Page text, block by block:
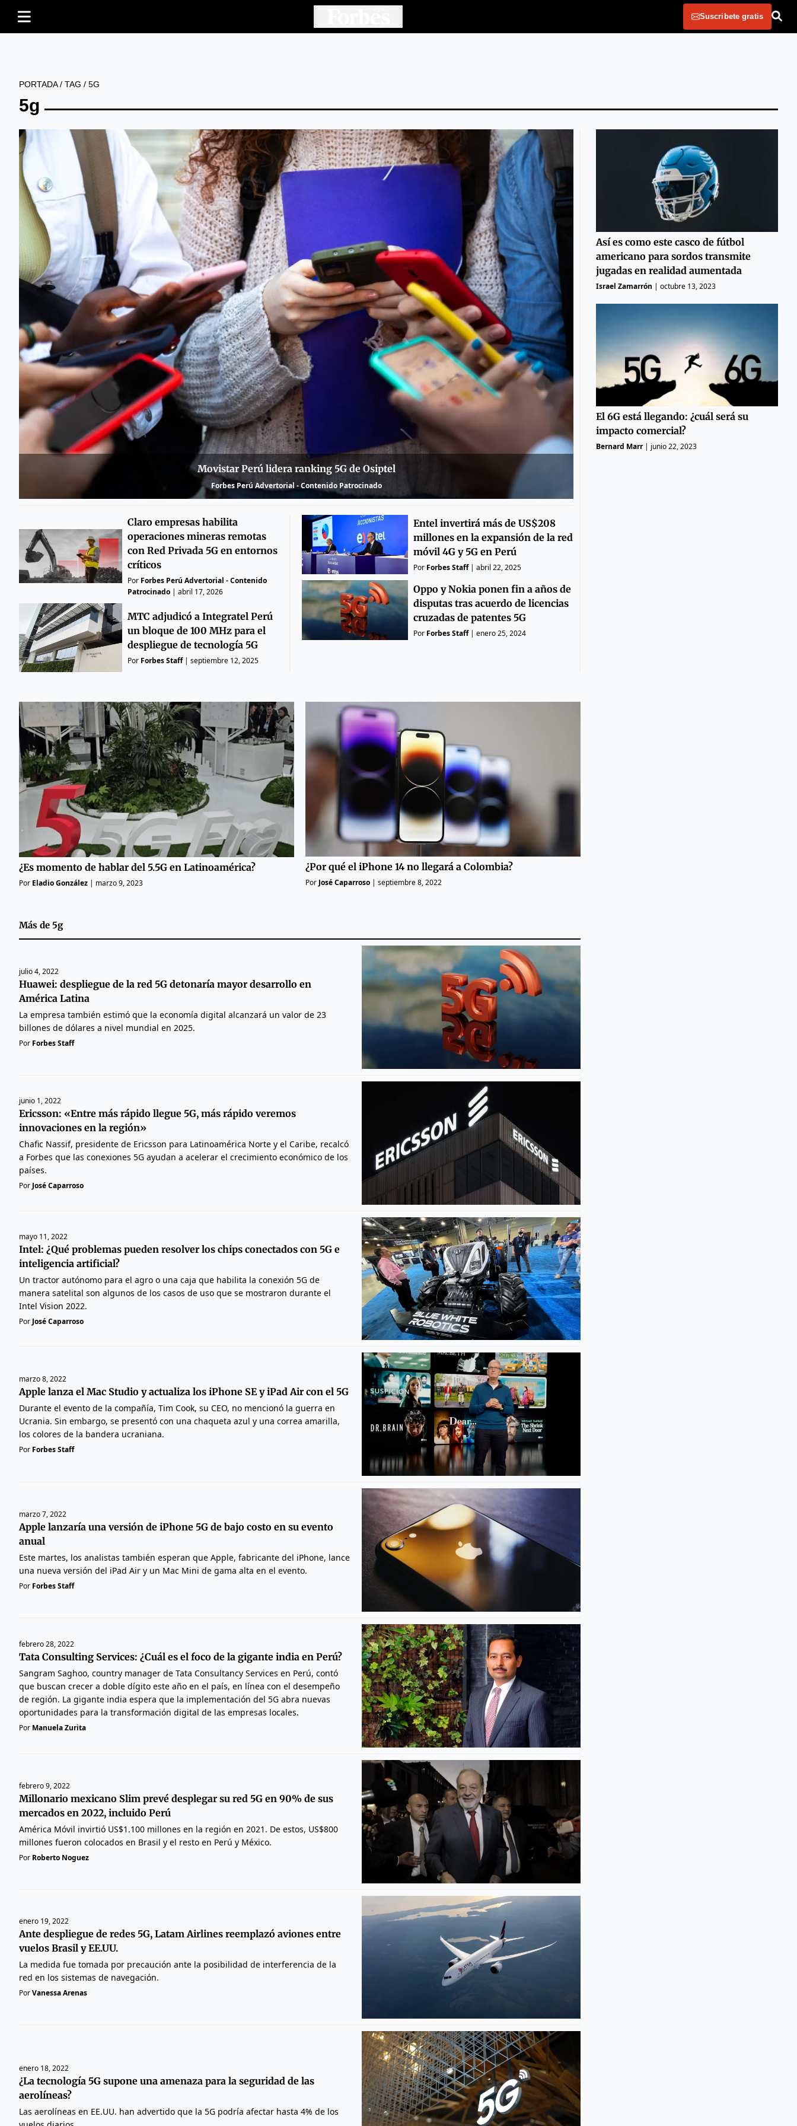
Suscribete gratis
PORTADA/ TAG / 5G
5g
Movistar Perú lidera ranking 5G de Osiptel
Forbes Perú Advertorial - Contenido Patrocinado
Claro empresas habilita
operaciones mineras remotas
con Red Privada 5G en entornos
críticos
Por Forbes Perú Advertorial - Contenido
Patrocinado| abril 17, 2026
MTC adjudicó a Integratel Perú
un bloque de 100 MHz para el
despliegue de tecnología 5G
Por Forbes Staff| septiembre 12, 2025
Entel invertirá más de US$208
millones en la expansión de la red
móvil 4G y 5G en Perú
Por Forbes Staff| abril 22, 2025
Oppo y Nokia ponen fin a años de
disputas tras acuerdo de licencias
cruzadas de patentes 5G
Por Forbes Staff| enero 25, 2024
Así es como este casco de fútbol
americano para sordos transmite
jugadas en realidad aumentada
Israel Zamarrón | octubre 13, 2023
El 6G está llegando: ¿cuál será su
impacto comercial?
Bernard Marr| junio 22, 2023
¿Es momento de hablar del 5.5G en Latinoamérica?
Por Eladio González | marzo 9, 2023
¿Por qué el iPhone 14 no llegará a Colombia?
Por José Caparroso |septiembre 8, 2022
Más de 5g
julio 4, 2022
Huawei: despliegue de la red 5G detonaría mayor desarrollo en
América Latina
La empresa también estimó que la economía digital alcanzará un valor de 23
billones de dólares a nivel mundial en 2025.
Por Forbes Staff
junio 1, 2022
Ericsson: «Entre más rápido llegue 5G, más rápido veremos
innovaciones en la región»
Chafic Nassif, presidente de Ericsson para Latinoamérica Norte y el Caribe, recalcó
a Forbes que las conexiones 5G ayudan a acelerar el crecimiento económico de los
países.
Por José Caparroso
mayo 11, 2022
Intel: ¿Qué problemas pueden resolver los chips conectados con 5G e
inteligencia artificial?
Un tractor autónomo para el agro o una caja que habilita la conexión 5G de
manera satelital son algunos de los casos de uso que se mostraron durante el
Intel Vision 2022.
Por José Caparroso
marzo 8, 2022
Apple lanza el Mac Studio y actualiza los iPhone SE y iPad Air con el 5G
Durante el evento de la compañía, Tim Cook, su CEO, no mencionó la guerra en
Ucrania. Sin embargo, se presentó con una chaqueta azul y una correa amarilla,
los colores de la bandera ucraniana.
Por Forbes Staff
marzo 7, 2022
Apple lanzaría una versión de iPhone 5G de bajo costo en su evento
anual
Este martes, los analistas también esperan que Apple, fabricante del iPhone, lance
una nueva versión del iPad Air y un Mac Mini de gama alta en el evento.
Por Forbes Staff
febrero 28, 2022
Tata Consulting Services: ¿Cuál es el foco de la gigante india en Perú?
Sangram Saghoo, country manager de Tata Consultancy Services en Perú, contó
que buscan crecer a doble dígito este año en el país, en línea con el desempeño
de región. La gigante india espera que la implementación del 5G abra nuevas
oportunidades para la transformación digital de las empresas locales.
Por Manuela Zurita
febrero 9, 2022
Millonario mexicano Slim prevé desplegar su red 5G en 90% de sus
mercados en 2022, incluido Perú
América Móvil invirtió US$1.100 millones en la región en 2021. De estos, US$800
millones fueron colocados en Brasil y el resto en Perú y México.
Por Roberto Noguez
enero 19, 2022
Ante despliegue de redes 5G, Latam Airlines reemplazó aviones entre
vuelos Brasil y EE.UU.
La medida fue tomada por precaución ante la posibilidad de interferencia de la
red en los sistemas de navegación.
PorVanessa Arenas
enero 18, 2022
¿La tecnología 5G supone una amenaza para la seguridad de las
aerolíneas?
Las aerolíneas en EE.UU. han advertido que la 5G podría afectar hasta 4% de los